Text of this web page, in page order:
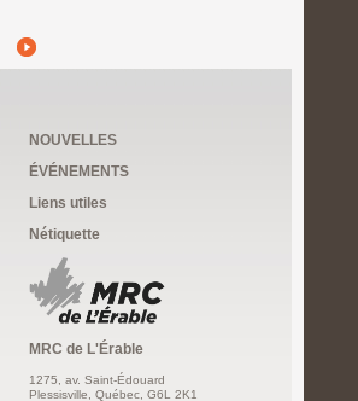
NOUVELLES
ÉVÉNEMENTS
Liens utiles
Nétiquette
MRC de L'Érable
1275, av. Saint-Édouard
Plessisville, Québec, G6L 2K1